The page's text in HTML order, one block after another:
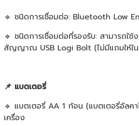
🔹 ชนิดการเชื่อมต่อ: Bluetooth Low
🔹 ชนิดการเชื่อมต่อที่รองรับ: สามารถใช้
สัญญาณ USB Logi Bolt (ไม่มีแถมให้ใ
📌 แบตเตอรี่
🔹 แบตเตอรี่ AA 1 ก้อน (แบตเตอรี่อัลค
เครื่อง